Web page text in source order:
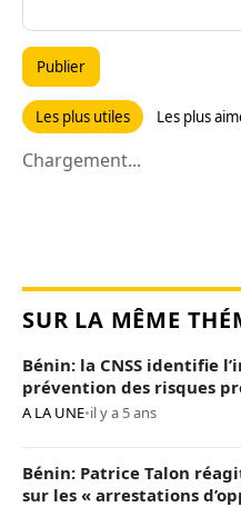
Publier
Les plus utiles Les plus
Chargement...
SUR LA MÊME
Bénin: la CNSS identifie
prévention des risques
A LA UNE•il y a 5 ans
Bénin: Patrice Talon
sur les « arrestations